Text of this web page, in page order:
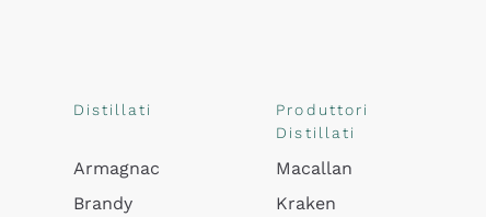
Distillati
Armagnac
Brandy
Produttori
Distillati
Macallan
Kraken